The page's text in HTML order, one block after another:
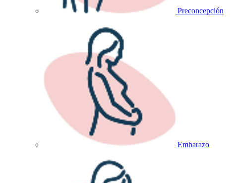
Preconcepción
Embarazo